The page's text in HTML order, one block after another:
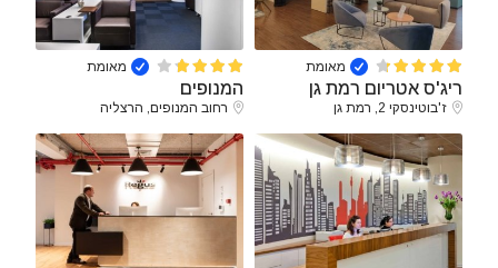
מאומת
ריג'ס אטריום רמת גן
ז'בוטינסקי 2, רמת גן
מאומת
המנופים
רחוב המנופים, הרצליה